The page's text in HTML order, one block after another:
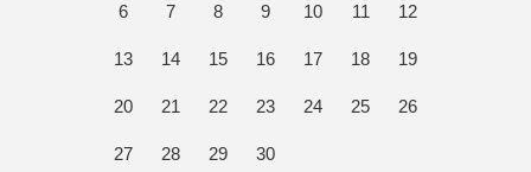
6 7 8 9 10 11 12
13 14 15 16 17 18 19
20 21 22 23 24 25 26
27 28 29 30